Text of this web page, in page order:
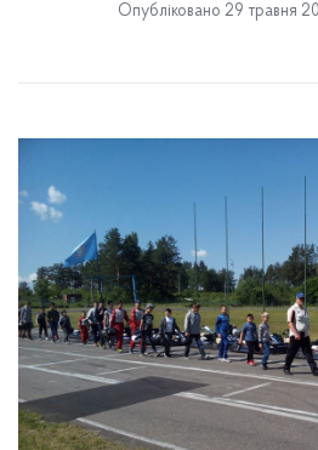
Опубліковано 29 травня